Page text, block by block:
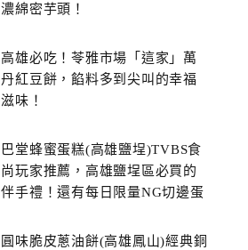
濃綿密芋頭！
高雄必吃！苓雅市場「這家」萬
丹紅豆餅，餡料多到尖叫的幸福
滋味！
巴堂蜂蜜蛋糕(高雄鹽埕)TVBS食
尚玩家推薦，高雄鹽埕區必買的
伴手禮！還有每日限量NG切邊蛋
圓味脆皮蔥油餅(高雄鳳山)經典銅